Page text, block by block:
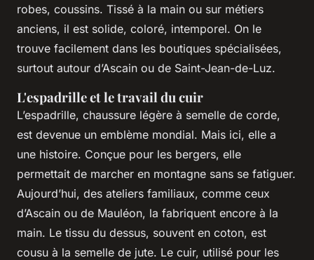
robes, coussins. Tissé à la main ou sur métiers
anciens, il est solide, coloré, intemporel. On le
trouve facilement dans les boutiques spécialisées,
surtout autour d’Ascain ou de Saint-Jean-de-Luz.
L'espadrille et le travail du cuir
L’espadrille, chaussure légère à semelle de corde,
est devenue un emblème mondial. Mais ici, elle a
une histoire. Conçue pour les bergers, elle
permettait de marcher en montagne sans se fatiguer.
Aujourd’hui, des ateliers familiaux, comme ceux
d’Ascain ou de Mauléon, la fabriquent encore à la
main. Le tissu du dessus, souvent en coton, est
cousu à la semelle de jute. Le cuir, utilisé pour les